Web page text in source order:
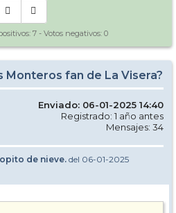
7 - Votos negativos: 0
Monteros fan de La Visera?
Enviado: 06-01-2025 14:40
Registrado: 1 año antes
Mensajes: 34
de nieve. del 06-01-2025